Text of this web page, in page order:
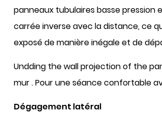
panneaux tubulaires basse pression
carrée inverse avec la distance, ce
exposé de manière inégale et de
Undding the wall projection of the
mur. Pour une séance confortable
Dégagement latéral